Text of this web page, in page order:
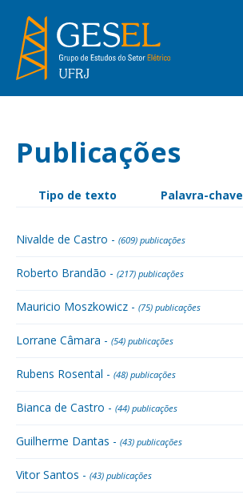
Publicações
Tipo de texto Palavra-chave
Nivalde de Castro - (609) publicações
Roberto Brandão - (217) publicações
Mauricio Moszkowicz - (75) publicações
Lorrane Câmara - (54) publicações
Rubens Rosental - (48) publicações
Bianca de Castro - (44) publicações
Guilherme Dantas - (43) publicações
Vitor Santos - (43) publicações